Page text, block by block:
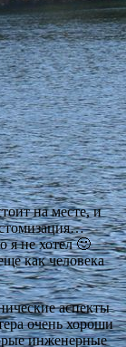
на месте, и
я не хотел 🙂
как человека
аспекты
очень хороши
инженерные